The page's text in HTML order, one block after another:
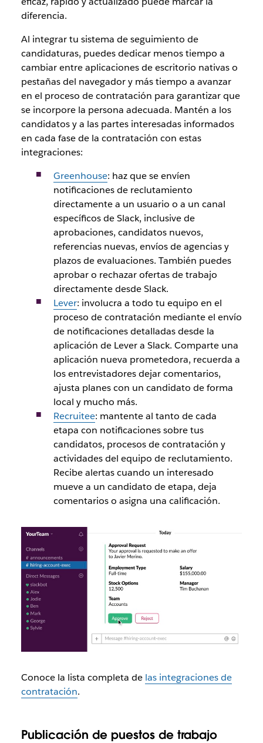
diferencia.
Al integrar tu sistema de seguimiento de
candidaturas, puedes dedicar menos tiempo a
cambiar entre aplicaciones de escritorio nativas o
pestañas del navegador y más tiempo a avanzar
en el proceso de contratación para garantizar que
se incorpore la persona adecuada. Mantén a los
candidatos y a las partes interesadas informados
en cada fase de la contratación con estas
integraciones:
Greenhouse: haz que se envíen
notificaciones de reclutamiento
directamente a un usuario o a un canal
específicos de Slack, inclusive de
aprobaciones, candidatos nuevos,
referencias nuevas, envíos de agencias y
plazos de evaluaciones. También puedes
aprobar o rechazar ofertas de trabajo
directamente desde Slack.
Lever: involucra a todo tu equipo en el
proceso de contratación mediante el envío
de notificaciones detalladas desde la
aplicación de Lever a Slack. Comparte una
aplicación nueva prometedora, recuerda a
los entrevistadores dejar comentarios,
ajusta planes con un candidato de forma
local y mucho más.
Recruitee: mantente al tanto de cada
etapa con notificaciones sobre tus
candidatos, procesos de contratación y
actividades del equipo de reclutamiento.
Recibe alertas cuando un interesado
mueve a un candidato de etapa, deja
comentarios o asigna una calificación.
Conoce la lista completa de las integraciones de
contratación.
Publicación de puestos de trabajo